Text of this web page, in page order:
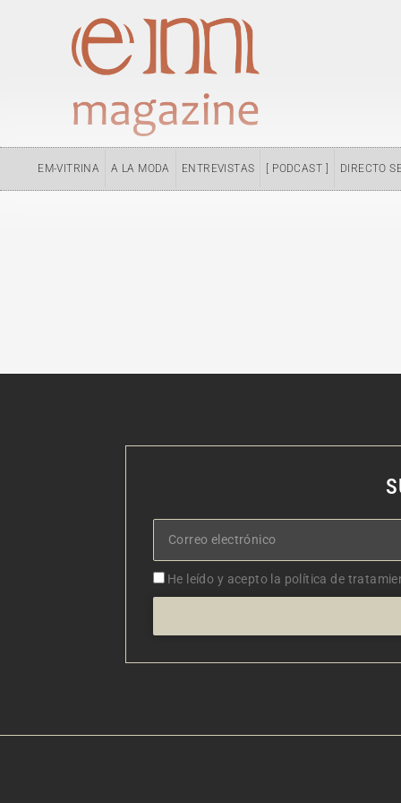
EM-VITRINA A LA MODA ENTREVISTAS [ PODCAST ] DIRECTO
Correo
electrónico
Aceptacion
He leído y acepto la política de